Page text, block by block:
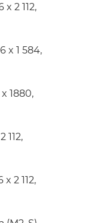
2 112,
x 1 584,
1880,
112,
2 112,